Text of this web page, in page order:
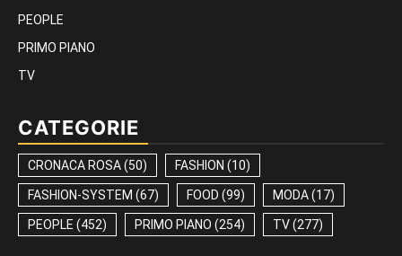
PEOPLE
PRIMO PIANO
TV
CATEGORIE
CRONACA ROSA(50) FASHION (10)
FASHION-SYSTEM (67) FOOD (99) MODA(17)
PEOPLE (452) PRIMO PIANO (254) TV(277)